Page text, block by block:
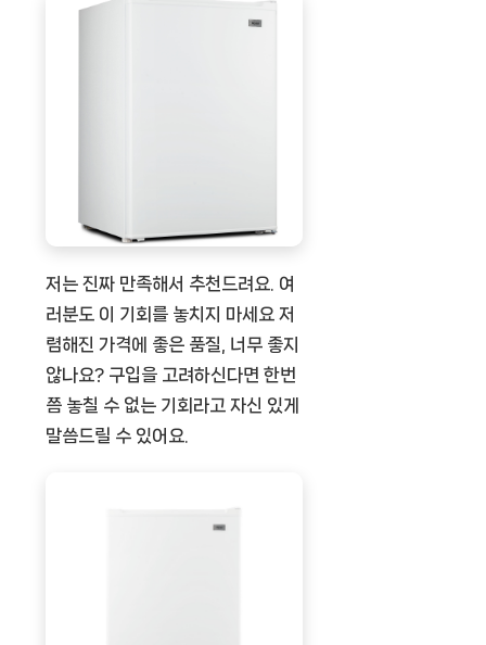
저는 진짜 만족해서 추천드려요. 여
러분도 이 기회를 놓치지 마세요 저
렴해진 가격에 좋은 품질, 너무 좋지
않나요? 구입을 고려하신다면 한번
쯤 놓칠 수 없는 기회라고 자신 있게
말씀드릴 수 있어요.